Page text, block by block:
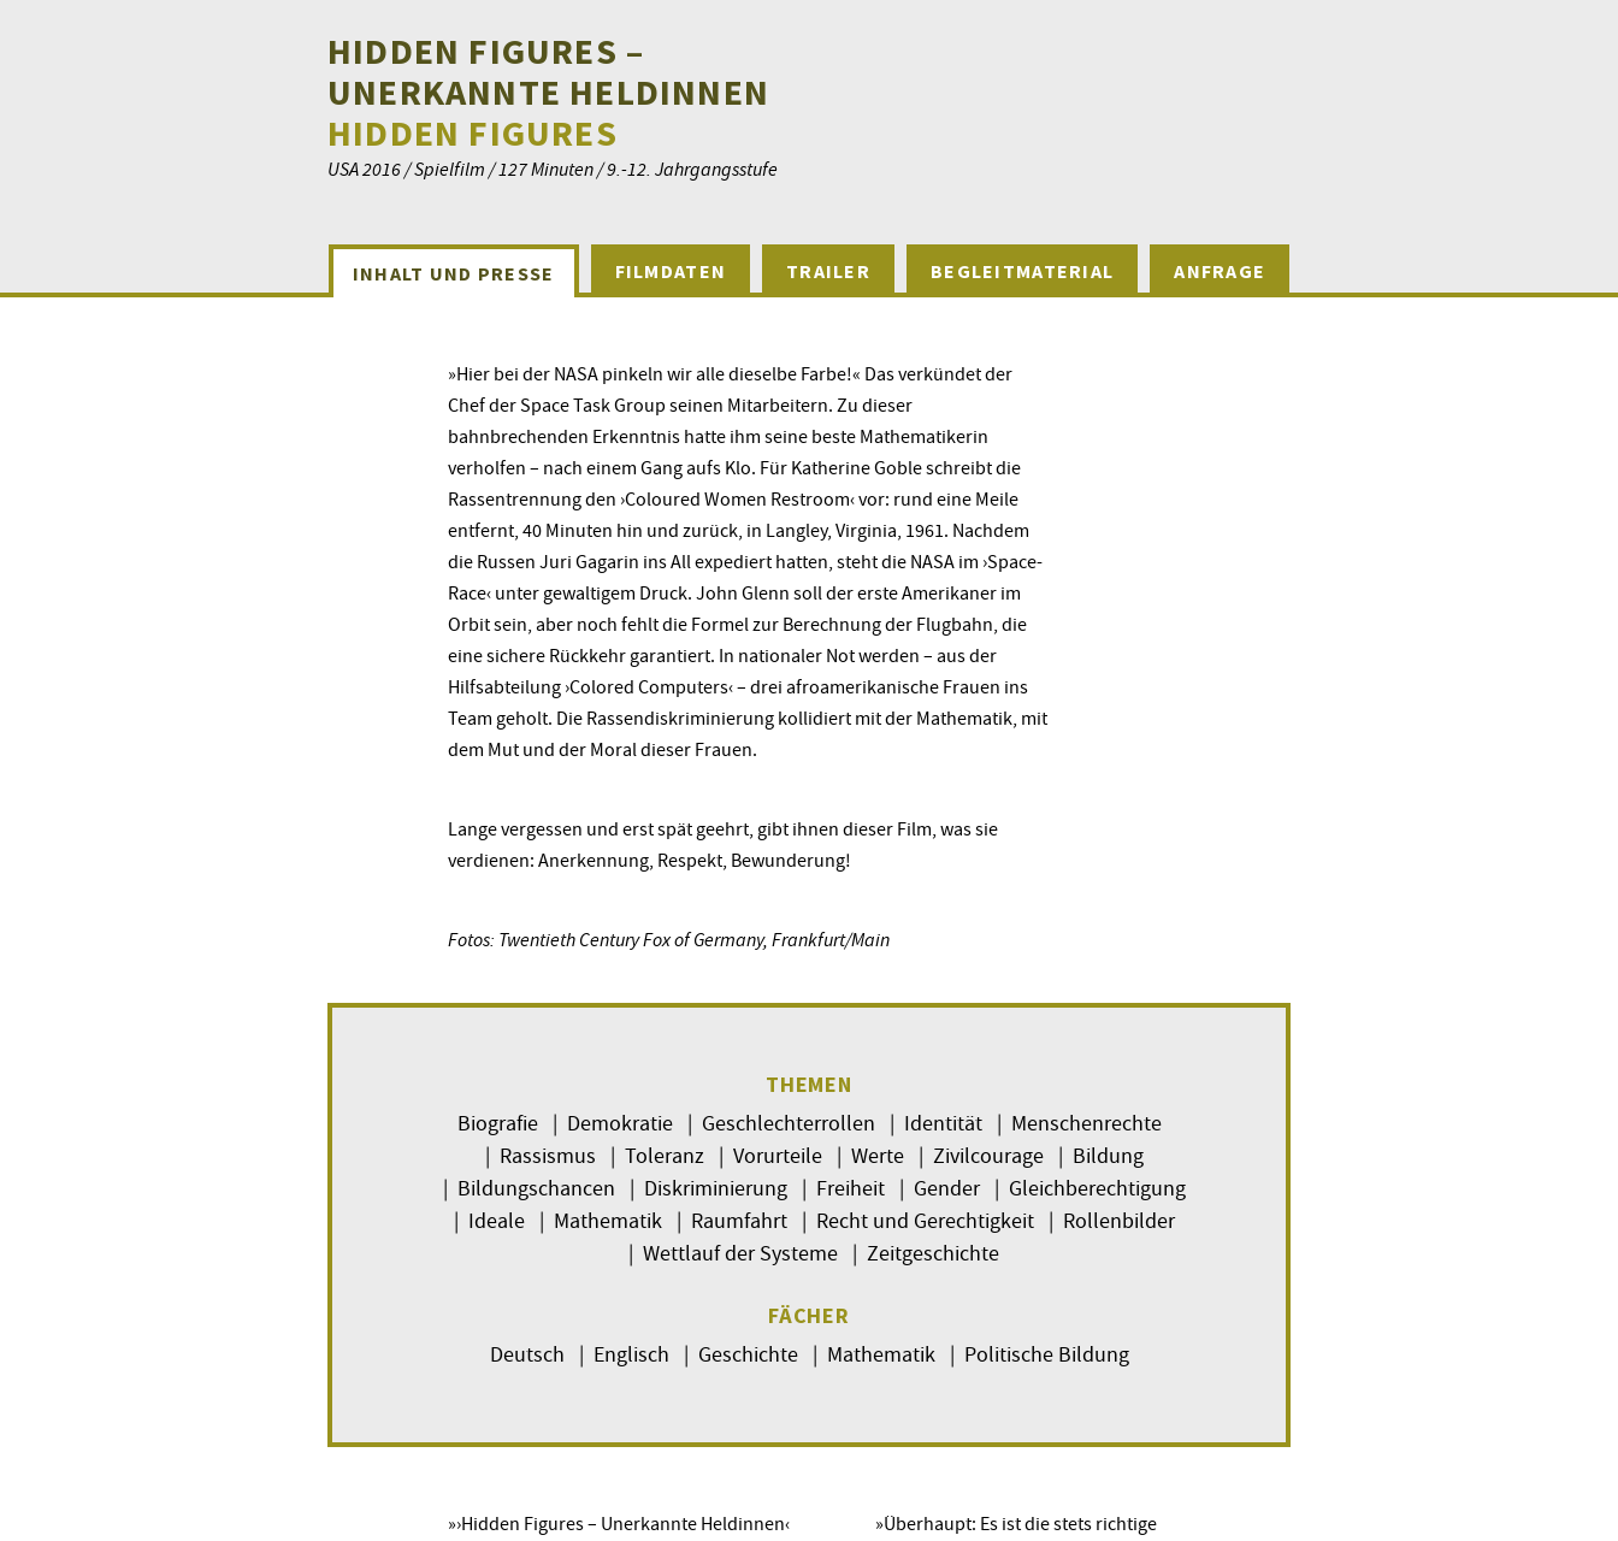
HIDDEN FIGURES –
UNERKANNTE HELDINNEN
HIDDEN FIGURES
USA 2016 / Spielfilm / 127 Minuten / 9.-12. Jahrgangsstufe
INHALT UND PRESSE FILMDATEN TRAILER BEGLEITMATERIAL ANFRAGE
»Hier bei der NASA pinkeln wir alle dieselbe Farbe!« Das verkündet der
Chef der Space Task Group seinen Mitarbeitern. Zu dieser
bahnbrechenden Erkenntnis hatte ihm seine beste Mathematikerin
verholfen – nach einem Gang aufs Klo. Für Katherine Goble schreibt die
Rassentrennung den ›Coloured Women Restroom‹ vor: rund eine Meile
entfernt, 40 Minuten hin und zurück, in Langley, Virginia, 1961. Nachdem
die Russen Juri Gagarin ins All expediert hatten, steht die NASA im ›Space-
Race‹ unter gewaltigem Druck. John Glenn soll der erste Amerikaner im
Orbit sein, aber noch fehlt die Formel zur Berechnung der Flugbahn, die
eine sichere Rückkehr garantiert. In nationaler Not werden – aus der
Hilfsabteilung ›Colored Computers‹ – drei afroamerikanische Frauen ins
Team geholt. Die Rassendiskriminierung kollidiert mit der Mathematik, mit
dem Mut und der Moral dieser Frauen.
Lange vergessen und erst spät geehrt, gibt ihnen dieser Film, was sie
verdienen: Anerkennung, Respekt, Bewunderung!
Fotos: Twentieth Century Fox of Germany, Frankfurt/Main
THEMEN
Biografie | Demokratie | Geschlechterrollen | Identität | Menschenrechte
| Rassismus | Toleranz | Vorurteile | Werte | Zivilcourage | Bildung
| Bildungschancen | Diskriminierung | Freiheit | Gender | Gleichberechtigung
| Ideale | Mathematik | Raumfahrt | Recht und Gerechtigkeit | Rollenbilder
| Wettlauf der Systeme | Zeitgeschichte
FÄCHER
Deutsch | Englisch | Geschichte | Mathematik | Politische Bildung
»›Hidden Figures – Unerkannte Heldinnen‹
»Überhaupt: Es ist die stets richtige